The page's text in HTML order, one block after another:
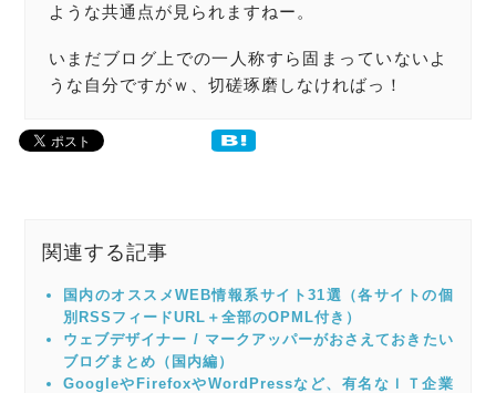
ような共通点が見られますねー。
いまだブログ上での一人称すら固まっていないよ
うな自分ですがｗ、切磋琢磨しなければっ！
関連する記事
国内のオススメWEB情報系サイト31選（各サイトの個
別RSSフィードURL＋全部のOPML付き）
ウェブデザイナー / マークアッパーがおさえておきたい
ブログまとめ（国内編）
GoogleやFirefoxやWordPressなど、有名なＩＴ企業